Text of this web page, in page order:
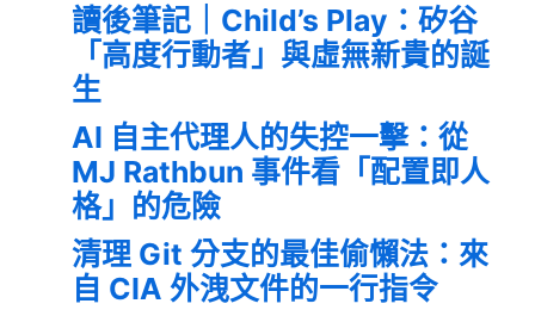
讀後筆記｜Child’s Play：矽谷
「高度行動者」與虛無新貴的誕
生
AI 自主代理人的失控一擊：從
MJ Rathbun 事件看「配置即人
格」的危險
清理 Git 分支的最佳偷懶法：來
自 CIA 外洩文件的一行指令